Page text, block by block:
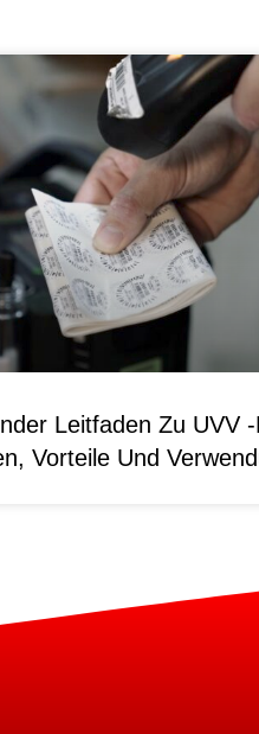
Leitfaden Zu UVV
Vorteile Und